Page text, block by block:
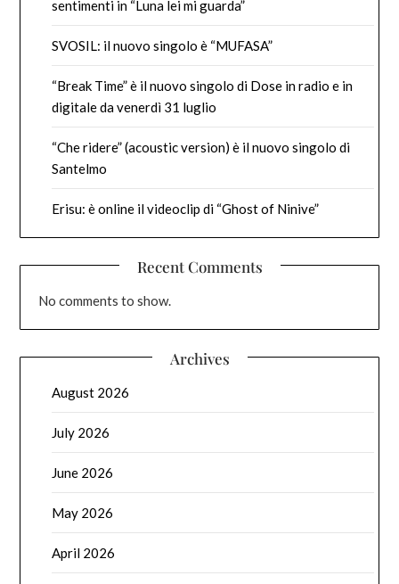
sentimenti in “Luna lei mi guarda”
SVOSIL: il nuovo singolo è “MUFASA”
“Break Time” è il nuovo singolo di Dose in radio e in
digitale da venerdì 31 luglio
“Che ridere” (acoustic version) è il nuovo singolo di
Santelmo
Erisu: è online il videoclip di “Ghost of Ninive”
Recent Comments
No comments to show.
Archives
August 2026
July 2026
June 2026
May 2026
April 2026